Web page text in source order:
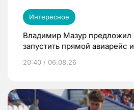
Интересное
Владимир Мазур предложил
запустить прямой авиарейс
20:40 / 06.08.26